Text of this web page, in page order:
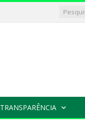
TRANSPARÊNCIA